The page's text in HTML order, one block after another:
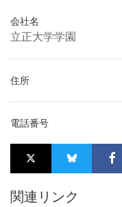
会社名
立正大学学園
住所
電話番号
関連リンク